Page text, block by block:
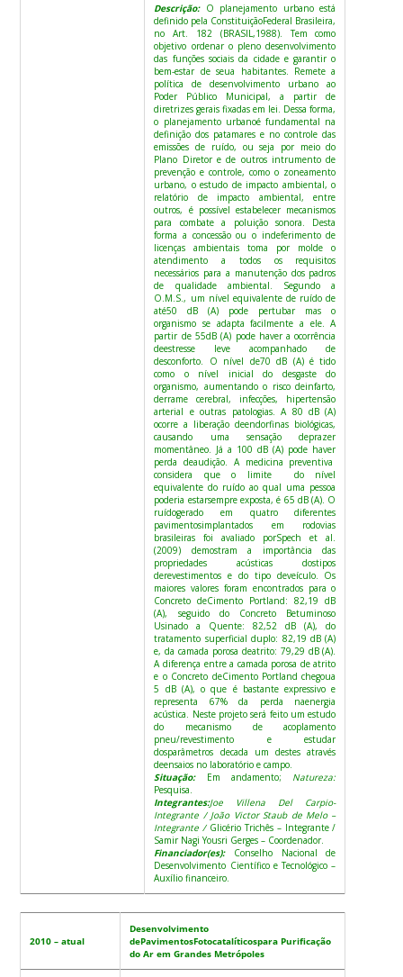
Descrição: O planejamento urbano está
definido pela ConstituiçãoFederal Brasileira,
no Art. 182 (BRASIL,1988). Tem como
objetivo ordenar o pleno desenvolvimento
das funções sociais da cidade e garantir o
bem-estar de seua habitantes. Remete a
política de desenvolvimento urbano ao
Poder Público Municipal, a partir de
diretrizes gerais fixadas em lei. Dessa forma,
o planejamento urbanoé fundamental na
definição dos patamares e no controle das
emissões de ruído, ou seja por meio do
Plano Diretor e de outros intrumento de
prevenção e controle, como o zoneamento
urbano, o estudo de impacto ambiental, o
relatório de impacto ambiental, entre
outros, é possível estabelecer mecanismos
para combate a poluição sonora. Desta
forma a concessão ou o indeferimento de
licenças ambientais toma por molde o
atendimento a todos os requisitos
necessários para a manutenção dos padros
de qualidade ambiental. Segundo a
O.M.S., um nível equivalente de ruído de
até50 dB (A) pode pertubar mas o
organismo se adapta facilmente a ele. A
partir de 55dB (A) pode haver a ocorrência
deestresse leve acompanhado de
desconforto. O nível de70 dB (A) é tido
como o nível inicial do desgaste do
organismo, aumentando o risco deinfarto,
derrame cerebral, infecções, hipertensão
arterial e outras patologias. A 80 dB (A)
ocorre a liberação deendorfinas biológicas,
causando uma sensação deprazer
momentâneo. Já a 100 dB (A) pode haver
perda deaudição. A medicina preventiva
considera que o limite do nível
equivalente do ruído ao qual uma pessoa
poderia estarsempre exposta, é 65 dB (A). O
ruídogerado em quatro diferentes
pavimentosimplantados em rodovias
brasileiras foi avaliado porSpech et al.
(2009) demostram a importância das
propriedades acústicas dostipos
derevestimentos e do tipo deveículo. Os
maiores valores foram encontrados para o
Concreto deCimento Portland: 82,19 dB
(A), seguido do Concreto Betuminoso
Usinado a Quente: 82,52 dB (A), do
tratamento superficial duplo: 82,19 dB (A)
e, da camada porosa deatrito: 79,29 dB (A).
A diferença entre a camada porosa de atrito
e o Concreto deCimento Portland chegoua
5 dB (A), o que é bastante expressivo e
representa 67% da perda naenergia
acústica. Neste projeto será feito um estudo
do mecanismo de acoplamento
pneu/revestimento e estudar
dosparâmetros decada um destes através
deensaios no laboratório e campo.
Situação:
Em andamento; Natureza:
Pesquisa.
Integrantes:Joe Villena Del Carpio-
Integrante / João Victor Staub de Melo –
Integrante / Glicério Trichês – Integrante /
Samir Nagi Yousri Gerges – Coordenador.
Financiador(es):
Conselho Nacional de
Desenvolvimento Científico e Tecnológico –
Auxílio financeiro.
2010 – atual
Desenvolvimento
dePavimentosFotocatalíticospara Purificação
do Ar em Grandes Metrópoles